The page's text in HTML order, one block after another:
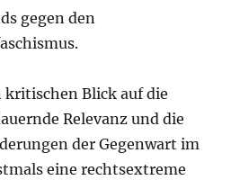
gegen den
Blick auf die
Relevanz und die
der Gegenwart im
eine rechtsextreme